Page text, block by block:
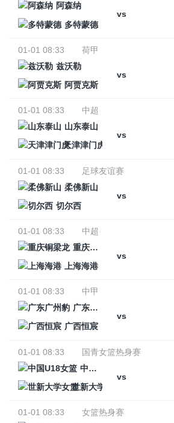
阿森纳
vs
多特蒙德
01-01 08:33
荷甲
兹沃勒
vs
阿贾克斯
01-01 08:33
中超
山东泰山
vs
天津津门虎
01-01 08:33
足球友谊赛
柔佛新山
vs
切尔西
01-01 08:33
中超
重庆铜梁龙
vs
上海海港
01-01 08:33
中甲
广东广州豹
vs
广西恒宸
01-01 08:33
国青女篮热身赛
中国U18女篮
vs
世新大学女篮
01-01 08:33
女篮热身赛